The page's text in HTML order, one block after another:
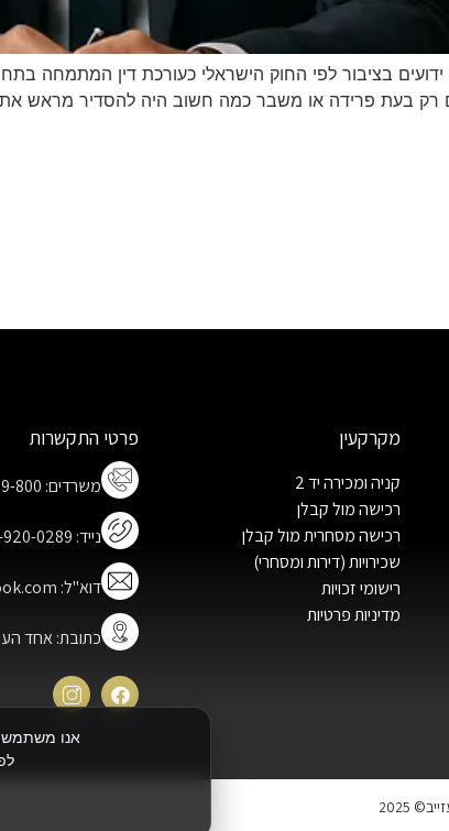
אנו
בציבור לפי החוק הישראלי כעורכת דין המתמחה
בעת פרידה או משבר כמה חשוב היה להסדיר מראש את
מקרקעין
קניה ומכירה יד 2
רכישה מול קבלן
רכישה מסחרית מול קבלן
שכירויות (דירות ומסחרי)
רישומי זכויות
מדיניות פרטיות
פרטי התקשרות
משרדים: 04-9999-800
נייד: 054-920-0289
דוא"ל: luiza-law@outlook.com
כתובת: אחד העם 9 (קורן 2), קומה 6,
2025